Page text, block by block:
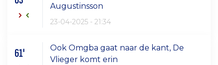
Augustinsson
23-04-2025 - 21:34
61'
Ook Omgba gaat naar de kant, De
Vlieger komt erin